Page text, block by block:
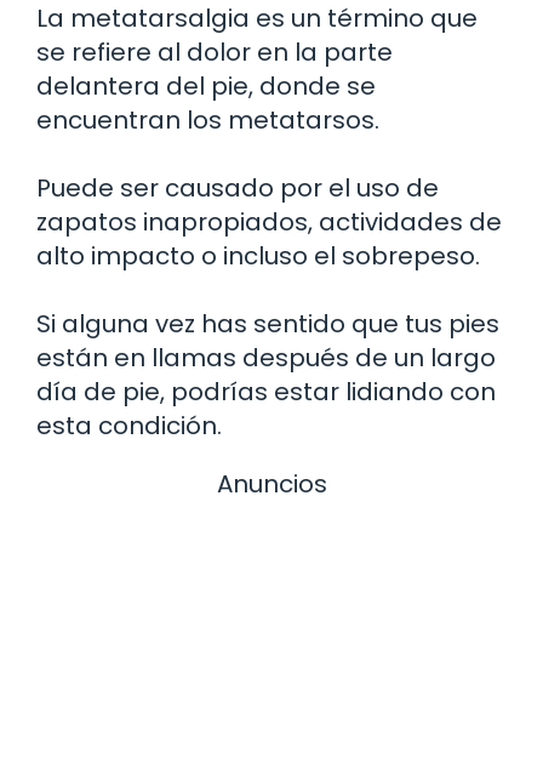
La metatarsalgia es un término que
se refiere al dolor en la parte
delantera del pie, donde se
encuentran los metatarsos.
Puede ser causado por el uso de
zapatos inapropiados, actividades de
alto impacto o incluso el sobrepeso.
Si alguna vez has sentido que tus pies
están en llamas después de un largo
día de pie, podrías estar lidiando con
esta condición.
Anuncios